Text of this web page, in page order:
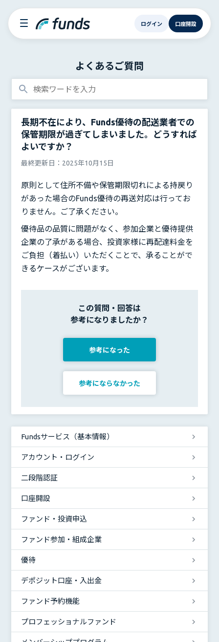
ログイン 口座開設
よくあるご質問
Fundsサービス（基本情報）
アカウント・ログイン
二段階認証
口座開設
ファンド・投資申込
ファンド参加・組成企業
優待
デポジット口座・入出金
ファンド予約機能
プロフェッショナルファンド
長期不在により、Funds優待の配送業者での
保管期限が過ぎてしまいました。どうすれば
よいですか？
最終更新日： 2025年10月15日
原則として住所不備や保管期限切れによる持戻り
があった場合のFunds優待の再送対応は行ってお
りません。ご了承ください。
優待品の品質に問題がなく、参加企業と優待提供
企業の了承がある場合、投資家様に再配達料金を
ご負担（着払い）いただくことで、承ることがで
きるケースがございます。
この質問・回答は
参考になりましたか？
参考にならなかった
参考になった